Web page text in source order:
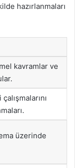
hazırlanmaları
kavramlar ve
üzerinde